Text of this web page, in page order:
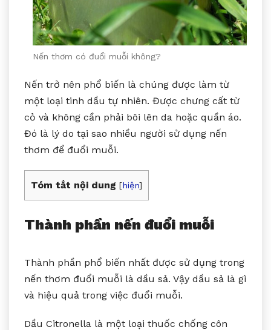
Nến thơm có đuổi muỗi không?
Nến trở nên phổ biến là chúng được làm từ
một loại tinh dầu tự nhiên. Được chưng cất từ
cỏ và không cần phải bôi lên da hoặc quần áo.
Đó là lý do tại sao nhiều người sử dụng nến
thơm để đuổi muỗi.
Tóm tắt nội dung [hiện]
Thành phần nến đuổi muỗi
Thành phần phổ biến nhất được sử dụng trong
nến thơm đuổi muỗi là dầu sả. Vậy dầu sả là gì
và hiệu quả trong việc đuổi muỗi.
Dầu Citronella là một loại thuốc chống côn